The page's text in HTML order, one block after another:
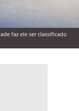
faz ele ser classificado